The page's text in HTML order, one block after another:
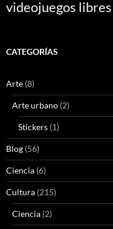
videojuegos libres
CATEGORÍAS
Arte (8)
Arte urbano (2)
Stickers (1)
Blog (56)
Ciencia (6)
Cultura (215)
Ciencia (2)